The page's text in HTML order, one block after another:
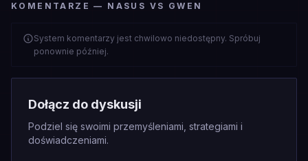
KOMENTARZE — NASUS VS GWEN
System komentarzy jest chwilowo niedostępny. Spróbuj
ponownie później.
Dołącz do dyskusji
Podziel się swoimi przemyśleniami, strategiami i
doświadczeniami.